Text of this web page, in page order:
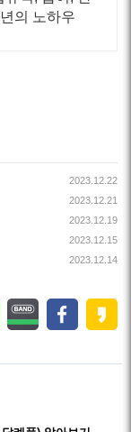
의 노하우
2023.12.22
2023.12.21
2023.12.19
2023.12.15
2023.12.14